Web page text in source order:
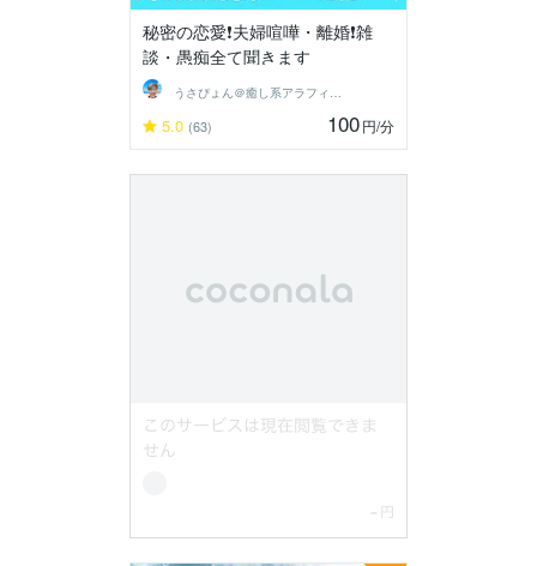
秘密の恋愛❗夫婦喧嘩・離婚❗雑
談・愚痴全て聞きます
うさぴょん＠癒し系アラフィフ心寄り添い人
5.0 (63) 100円/分